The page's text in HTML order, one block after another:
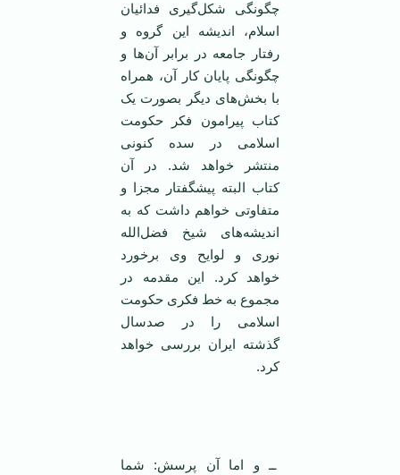
چگونگی شکل‌گیری فدائیان
اسلام، اندیشه این گروه و
رفتار جامعه در برابر آن‌ها و
چگونگی پایان کار آن، همراه
با بخش‌های دیگر بصورت یک
کتاب پیرامون فکر حکومت
اسلامی در سده کنونی
منتشر خواهد شد. در آن
کتاب البته پیشگفتار مجزا و
متفاوتی خواهم داشت که به
اندیشه‌های شیخ فضل‌الله
نوری و لوایح وی برخورد
خواهد کرد. این مقدمه در
مجموع به خط فکری حکومت
اسلامی را در صدسال
گذشته ایران بررسی خواهد
کرد.
ــ و اما آن پرسش: شما